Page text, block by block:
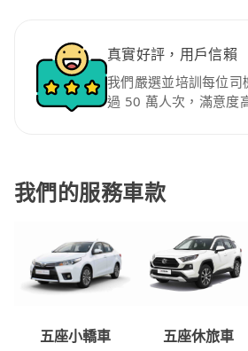
真實好評，用戶信賴
我們嚴選並培訓每位司
過 50 萬人次，滿意度
我們的服務車款
五座小轎車
五座休旅車